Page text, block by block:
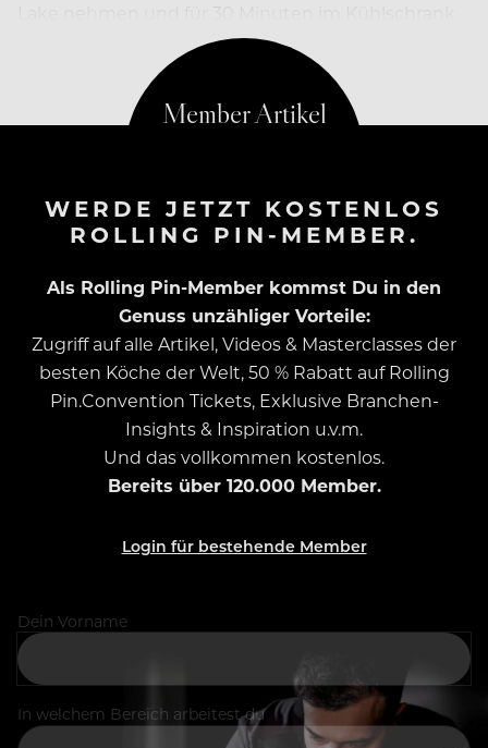
WERDE JETZT KOSTENLOS
ROLLING PIN-MEMBER.
Als Rolling Pin-Member kommst Du in den
Genuss unzähliger Vorteile:
Zugriff auf alle Artikel, Videos & Masterclasses der
besten Köche der Welt, 50 % Rabatt auf Rolling
Pin.Convention Tickets, Exklusive Branchen-
Insights & Inspiration u.v.m.
Und das vollkommen kostenlos.
Bereits über 120.000 Member.
Login für bestehende Member
Dein Vorname
In welchem Bereich arbeitest du